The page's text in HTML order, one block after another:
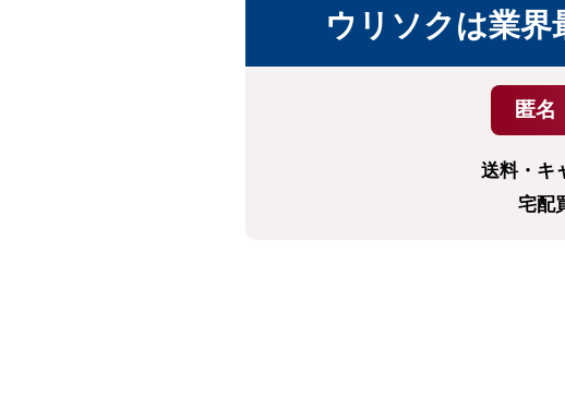
ウリソクは業界
送料・キ
宅配